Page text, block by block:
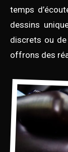
temps
dessins
discrets ou
offrons des